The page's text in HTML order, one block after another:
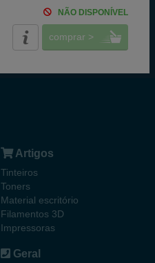
NÃO DISPONÍVEL
comprar >
Artigos
Tinteiros
Toners
Material escritório
Filamentos 3D
Impressoras
Geral